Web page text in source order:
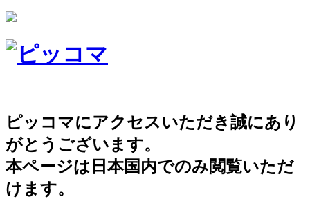
ピッコマにアクセスいただき誠にあり
がとうございます。
本ページは日本国内でのみ閲覧いただ
けます。